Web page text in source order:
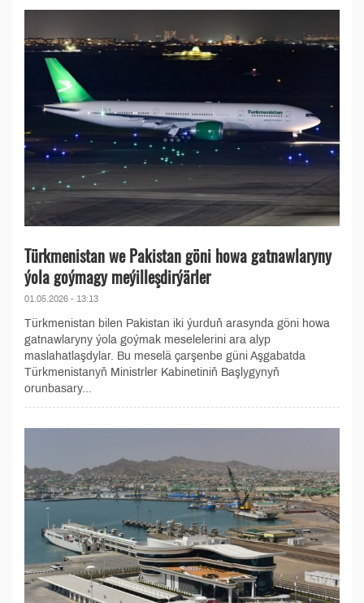
Türkmenistan we Pakistan göni howa gatnawlaryny
ýola goýmagy meýilleşdirýärler
01.05.2026 - 13:13
Türkmenistan bilen Pakistan iki ýurduň arasynda göni howa
gatnawlaryny ýola goýmak meselelerini ara alyp
maslahatlaşdylar. Bu meselä çarşenbe güni Aşgabatda
Türkmenistanyň Ministrler Kabinetiniň Başlygynyň
orunbasary...